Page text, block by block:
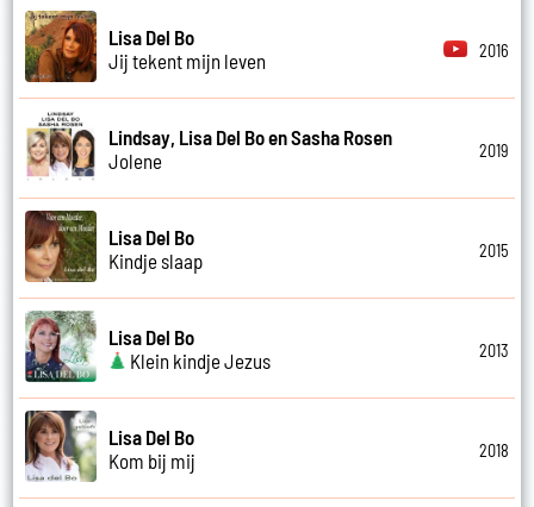
Lisa Del Bo
Jij tekent mijn leven
2016
Lindsay, Lisa Del Bo en Sasha Rosen
Jolene
2019
Lisa Del Bo
Kindje slaap
2015
Lisa Del Bo
Klein kindje Jezus
2013
Lisa Del Bo
Kom bij mij
2018